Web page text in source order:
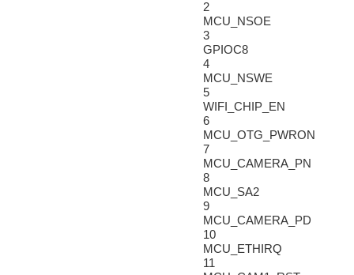
2
MCU_NSOE
3
GPIOC8
4
MCU_NSWE
5
WIFI_CHIP_EN
6
MCU_OTG_PWRON
7
MCU_CAMERA_PN
8
MCU_SA2
9
MCU_CAMERA_PD
10
MCU_ETHIRQ
11